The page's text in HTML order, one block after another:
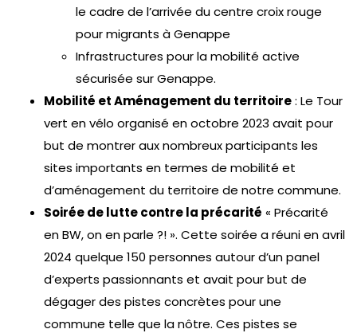
le cadre de l’arrivée du centre croix rouge
pour migrants à Genappe
Infrastructures pour la mobilité active
sécurisée sur Genappe.
Mobilité et Aménagement du territoire: Le Tour
vert en vélo organisé en octobre 2023 avait pour
but de montrer aux nombreux participants les
sites importants en termes de mobilité et
d’aménagement du territoire de notre commune.
Soirée de lutte contre la précarité « Précarité
en BW, on en parle ?! ». Cette soirée a réuni en avril
2024 quelque 150 personnes autour d’un panel
d’experts passionnants et avait pour but de
dégager des pistes concrètes pour une
commune telle que la nôtre. Ces pistes se